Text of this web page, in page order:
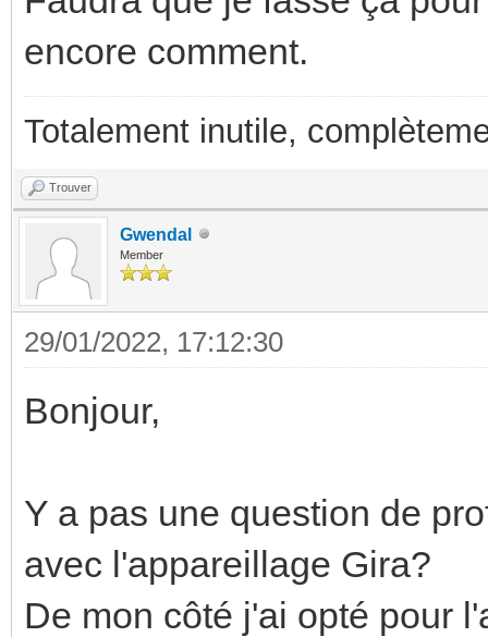
encore comment.
Totalement inutile,
Trouver
Gwendal
Member
29/01/2022, 17:12:30
Bonjour,
Y a pas une question de
avec l'appareillage Gira?
De mon côté j'ai opté pour